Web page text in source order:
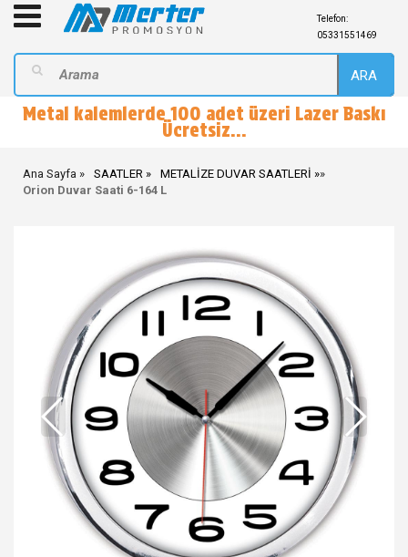
Telefon:
05331551469
ARA
Metal kalemlerde 100 adet üzeri Lazer Baskı
Ücretsiz...
Ana Sayfa SAATLER »
METALİZE DUVAR SAATLERİ
Orion Duvar Saati 6-164 L